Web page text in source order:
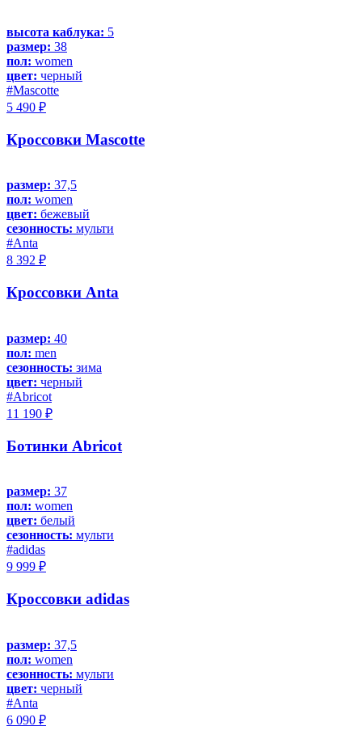
высота каблука: 5
размер: 38
пол: women
цвет: черный
#Mascotte
5 490 ₽
Кроссовки Mascotte
размер: 37,5
пол: women
цвет: бежевый
сезонность: мульти
#Anta
8 392 ₽
Кроссовки Anta
размер: 40
пол: men
сезонность: зима
цвет: черный
#Abricot
11 190 ₽
Ботинки Abricot
размер: 37
пол: women
цвет: белый
сезонность: мульти
#adidas
9 999 ₽
Кроссовки adidas
размер: 37,5
пол: women
сезонность: мульти
цвет: черный
#Anta
6 090 ₽